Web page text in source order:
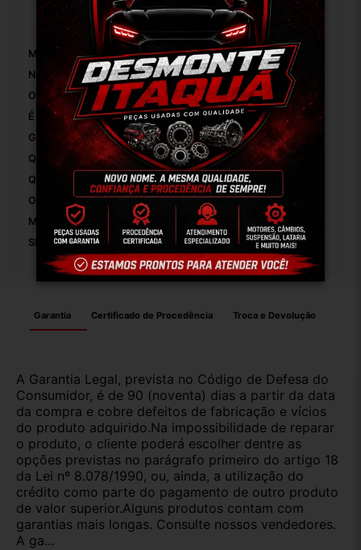
Especificações
Marca: Chevrolet
Número De Peça:
OEM: Original
É Aquecida: False
Gênero Do Conector: Macho
Quantidade De Cabos:
Quantidade De Pinos:
Origem:
Modelo: Corsa 2001 1.0 Gasolina
SKU: 5288
Garantia Certificado de Procedência Troca e Devolução
A Garantia Legal, prevista no Código de Defesa do
Consumidor, é de 90 (noventa) dias a partir da data
da compra e cobre defeitos de fabricação e vícios
do produto adquirido.Na impossibilidade de reparar
o produto, o cliente poderá escolher dentre as
opções previstas no parágrafo primeiro do artigo 18
da Lei nº 8.078/1990, ou, ainda, a utilização do
crédito como parte do pagamento de outro produto
de valor superior.Alguns produtos contam com
garantias mais longas. Consulte nossos vendedores.
A ga...